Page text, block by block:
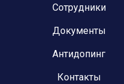
Сотрудники
Документы
Антидопинг
Контакты